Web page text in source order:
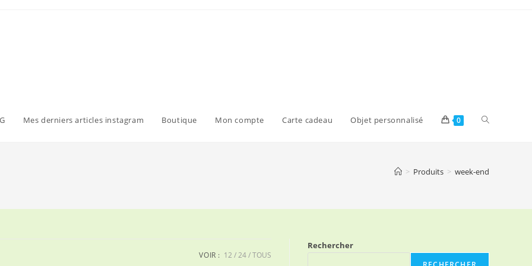
Mes derniers articles instagram Boutique Mon compte Carte cadeau Objet personnalisé 0 Toggle
search
> Produits > week-end
VOIR : 12 24 TOUS
Rechercher